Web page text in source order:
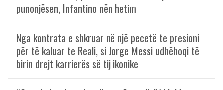
punonjësen, Infantino nën hetim
Nga kontrata e shkruar në një pecetë te presioni
për të kaluar te Reali, si Jorge Messi udhëhoqi të
birin drejt karrierës së tij ikonike